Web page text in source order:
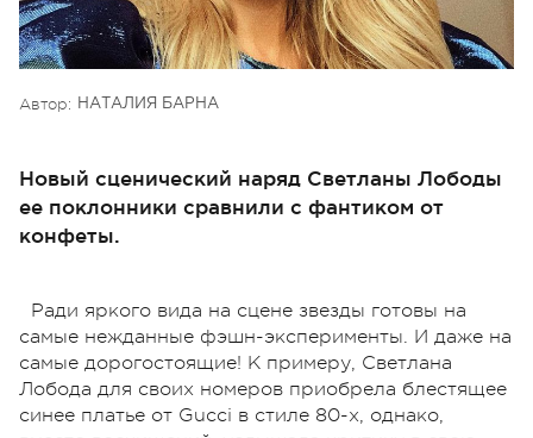
Автор: НАТАЛИЯ БАРНА
Новый сценический наряд Светланы Лободы
ее поклонники сравнили с фантиком от
конфеты.
Ради яркого вида на сцене звезды готовы на
самые нежданные фэшн-эксперименты. И даже на
самые дорогостоящие! К примеру, Светлана
Лобода для своих номеров приобрела блестящее
синее платье от Gucci в стиле 80-х, однако,